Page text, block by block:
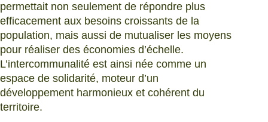
permettait non seulement de répondre plus
efficacement aux besoins croissants de la
population, mais aussi de mutualiser les moyens
pour réaliser des économies d’échelle.
L’intercommunalité est ainsi née comme un
espace de solidarité, moteur d’un
développement harmonieux et cohérent du
territoire.